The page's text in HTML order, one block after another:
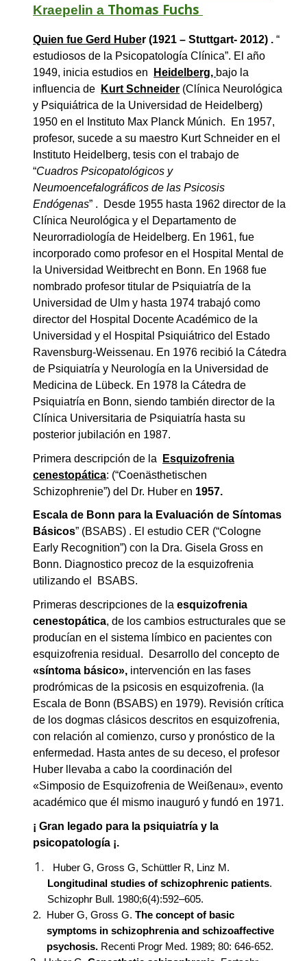
Kraepelin a Thomas Fuchs
Quien fue Gerd Huber (1921 – Stuttgart- 2012) . “
estudiosos de la Psicopatología Clínica”. El año
1949, inicia estudios en
Heidelberg, bajo la
influencia de
Kurt Schneider (Clínica Neurológica
y Psiquiátrica de la Universidad de Heidelberg)
1950 en el Instituto Max Planck Múnich. En 1957,
profesor, sucede a su maestro Kurt Schneider en el
Instituto Heidelberg, tesis con el trabajo de
“Cuadros Psicopatológicos y
Neumoencefalográficos de las Psicosis
Endógenas” . Desde 1955 hasta 1962 director de la
Clínica Neurológica y el Departamento de
Neurorradiología de Heidelberg. En 1961, fue
incorporado como profesor en el Hospital Mental de
la Universidad Weitbrecht en Bonn. En 1968 fue
nombrado profesor titular de Psiquiatría de la
Universidad de Ulm y hasta 1974 trabajó como
director del Hospital Docente Académico de la
Universidad y el Hospital Psiquiátrico del Estado
Ravensburg-Weissenau. En 1976 recibió la Cátedra
de Psiquiatría y Neurología en la Universidad de
Medicina de Lübeck. En 1978 la Cátedra de
Psiquiatría en Bonn, siendo también director de la
Clínica Universitaria de Psiquiatría hasta su
posterior jubilación en 1987.
Primera descripción de la
Esquizofrenia
cenestopática: (“Coenästhetischen
Schizophrenie”) del Dr. Huber en 1957.
Escala de Bonn para la Evaluación de Síntomas
Básicos” (BSABS) . El estudio CER (“Cologne
Early Recognition”) con la Dra. Gisela Gross en
Bonn. Diagnostico precoz de la esquizofrenia
utilizando el BSABS.
Primeras descripciones de laesquizofrenia
cenestopática, de los cambios estructurales que se
producían en el sistema límbico en pacientes con
esquizofrenia residual. Desarrollo del concepto de
«síntoma básico», intervención en las fases
prodrómicas de la psicosis en esquizofrenia. (la
Escala de Bonn (BSABS) en 1979). Revisión crítica
de los dogmas clásicos descritos en esquizofrenia,
con relación al comienzo, curso y pronóstico de la
enfermedad. Hasta antes de su deceso, el profesor
Huber llevaba a cabo la coordinación del
«Simposio de Esquizofrenia de Weißenau», evento
académico que él mismo inauguró y fundó en 1971.
¡ Gran legado para la psiquiatría y la
psicopatología ¡.
Huber G, Gross G, Schüttler R, Linz M.
Longitudinal studies of schizophrenic patients.
Schizophr Bull. 1980;6(4):592–605.
2.
Huber G, Gross G.The concept of basic
symptoms in schizophrenia and schizoaffective
psychosis. Recenti Progr Med. 1989; 80: 646-652.